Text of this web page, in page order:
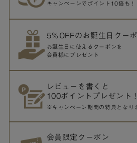
キャンペーンでポイント10倍も！
5％OFFのお誕生日クー
お誕生日に使えるクーポンを
会員様にプレゼント
レビューを書くと
100ポイントプレゼント！
※キャンペーン期間の特典となり
会員限定クーポン